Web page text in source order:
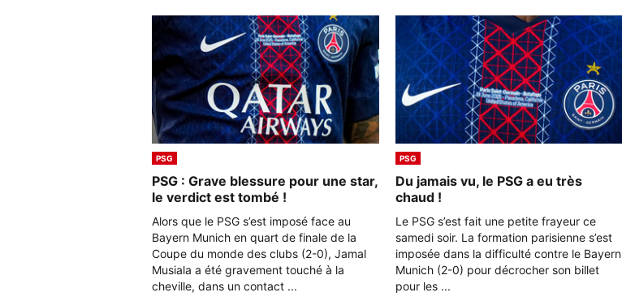
PSG
PSG : Grave blessure pour une star,
le verdict est tombé !
Alors que le PSG s’est imposé face au
Bayern Munich en quart de finale de la
Coupe du monde des clubs (2-0), Jamal
Musiala a été gravement touché à la
cheville, dans un contact ...
PSG
Du jamais vu, le PSG a eu très
chaud !
Le PSG s’est fait une petite frayeur ce
samedi soir. La formation parisienne s’est
imposée dans la difficulté contre le Bayern
Munich (2-0) pour décrocher son billet
pour les ...